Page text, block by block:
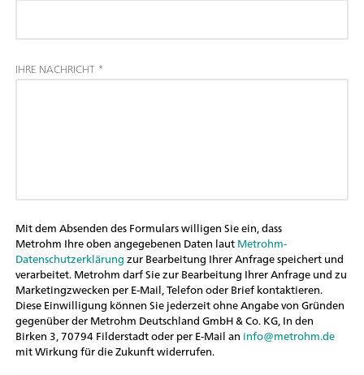
IHRE NACHRICHT *
Mit dem Absenden des Formulars willigen Sie ein, dass
Metrohm Ihre oben angegebenen Daten lautMetrohm-
Datenschutzerklärungzur Bearbeitung Ihrer Anfrage speichert und
verarbeitet. Metrohm darf Sie zur Bearbeitung Ihrer Anfrage und zu
Marketingzwecken per E-Mail, Telefon oder Brief kontaktieren.
Diese Einwilligung können Sie jederzeit ohne Angabe von Gründen
gegenüber der Metrohm Deutschland GmbH & Co. KG, In den
Birken 3, 70794 Filderstadt oder per E-Mail an info@metrohm.de
mit Wirkung für die Zukunft widerrufen.